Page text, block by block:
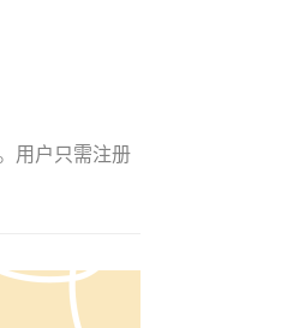
用户只需注册